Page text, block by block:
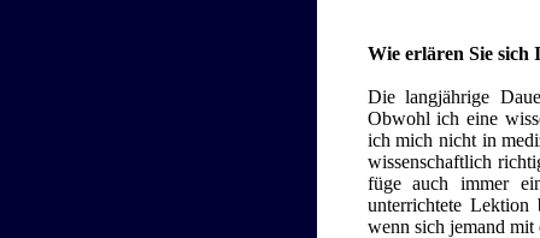
Wie erlären Sie sich
Die langjährige
Obwohl ich eine
ich mich nicht in
wissenschaftlich
füge auch immer
unterrichtete Lektion
wenn sich jemand mit